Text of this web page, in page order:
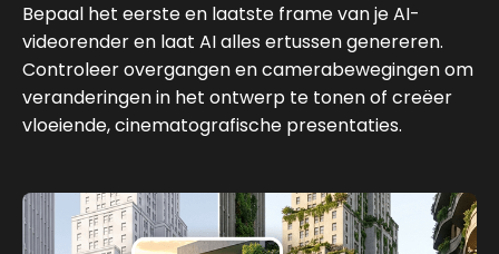
Bepaal het eerste en laatste frame van je AI-
videorender en laat AI alles ertussen genereren.
Controleer overgangen en camerabewegingen om
veranderingen in het ontwerp te tonen of creëer
vloeiende, cinematografische presentaties.